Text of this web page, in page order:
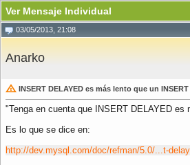
Ver Mensaje Individual
03/05/2013, 21:08
Anarko
INSERT DELAYED es más lento que un
"Tenga en cuenta que INSERT DELAYED
Es lo que se dice en:
http://dev.mysql.com/doc/refman/5.0/...t-